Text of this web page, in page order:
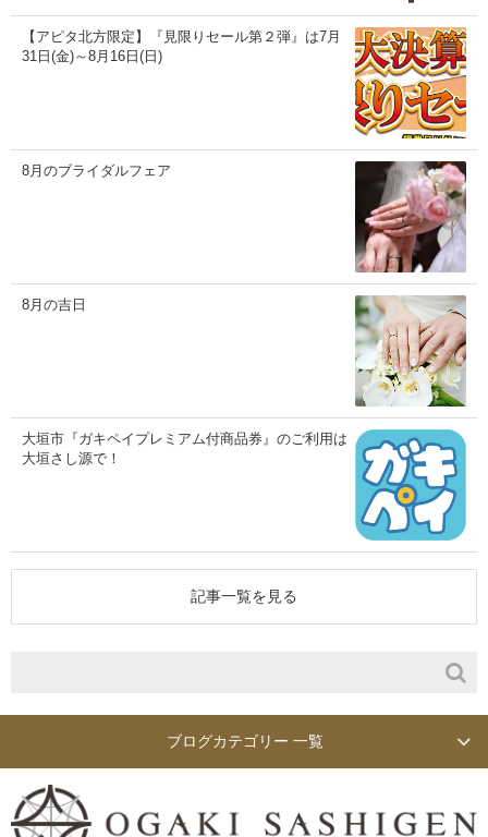
【アピタ北方限定】『見限りセール第２弾』は7月
31日(金)～8月16日(日)
8月のブライダルフェア
8月の吉日
大垣市『ガキペイプレミアム付商品券』のご利用は
大垣さし源で！
記事一覧を見る
ブログカテゴリー 一覧